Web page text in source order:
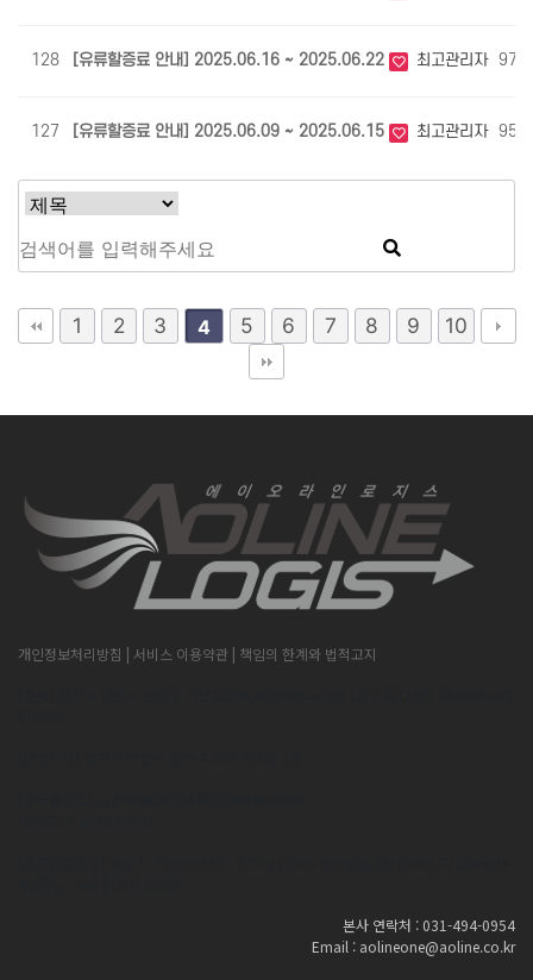
128 [유류할증료 안내] 2025.06.16 ~ 2025.06.22 최고관리자 972
127 [유류할증료 안내] 2025.06.09 ~ 2025.06.15 최고관리자 953
1 2 3 4 5 6 7 8 9 10
개인정보처리방침 | 서비스 이용약관 | 책임의 한계와 법적고지
본사 연락처 : 031-494-0954
Email : aolineone@aoline.co.kr